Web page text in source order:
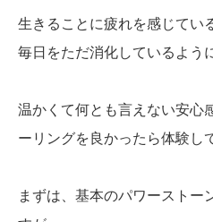
生きることに疲れを感じてい
毎日をただ消化しているよう
温かくて何とも言えない安心
ーリングを良かったら体験し
まずは、基本のパワーストー